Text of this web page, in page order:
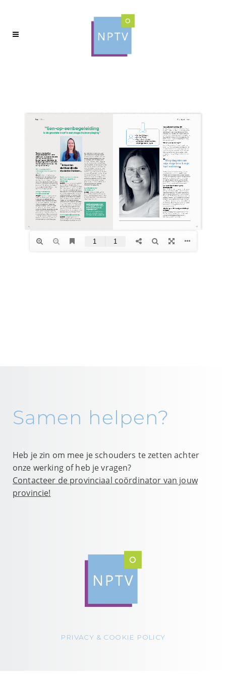
Samen helpen?
Heb je zin om mee je schouders te zetten achter
onze werking of heb je vragen?
Contacteer de provinciaal coördinator van jouw
provincie!
PRIVACY & COOKIE POLICY